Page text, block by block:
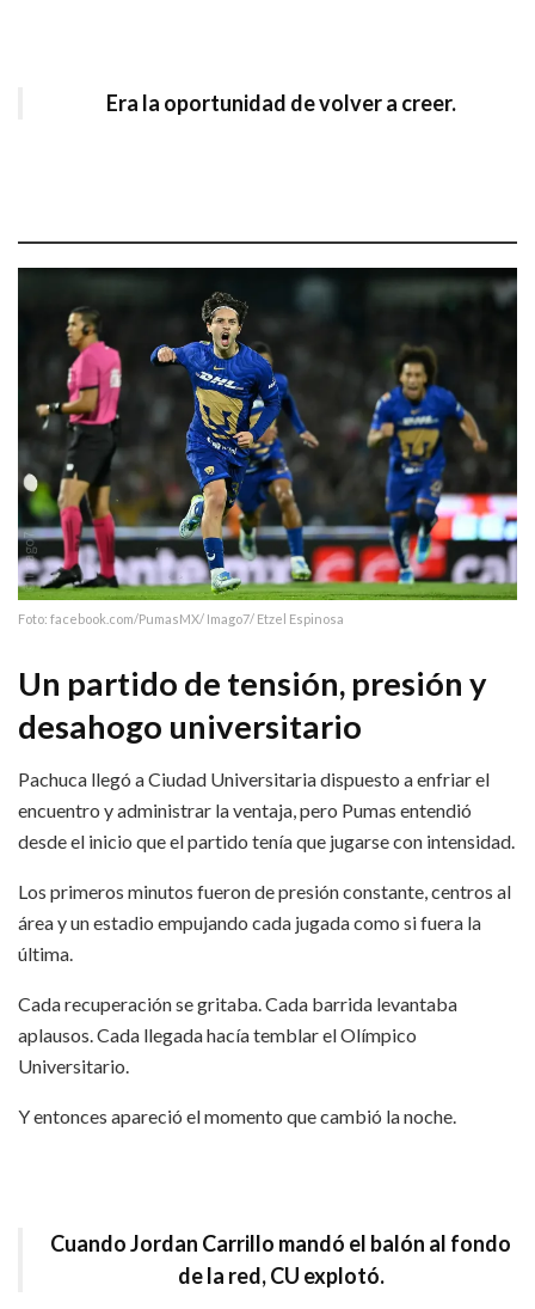
Era la oportunidad de volver a creer.
Foto: facebook.com/PumasMX/ Imago7/ Etzel Espinosa
Un partido de tensión, presión y
desahogo universitario
Pachuca llegó a Ciudad Universitaria dispuesto a enfriar el
encuentro y administrar la ventaja, pero Pumas entendió
desde el inicio que el partido tenía que jugarse con intensidad.
Los primeros minutos fueron de presión constante, centros al
área y un estadio empujando cada jugada como si fuera la
última.
Cada recuperación se gritaba. Cada barrida levantaba
aplausos. Cada llegada hacía temblar el Olímpico
Universitario.
Y entonces apareció el momento que cambió la noche.
Cuando Jordan Carrillo mandó el balón al fondo
de la red, CU explotó.